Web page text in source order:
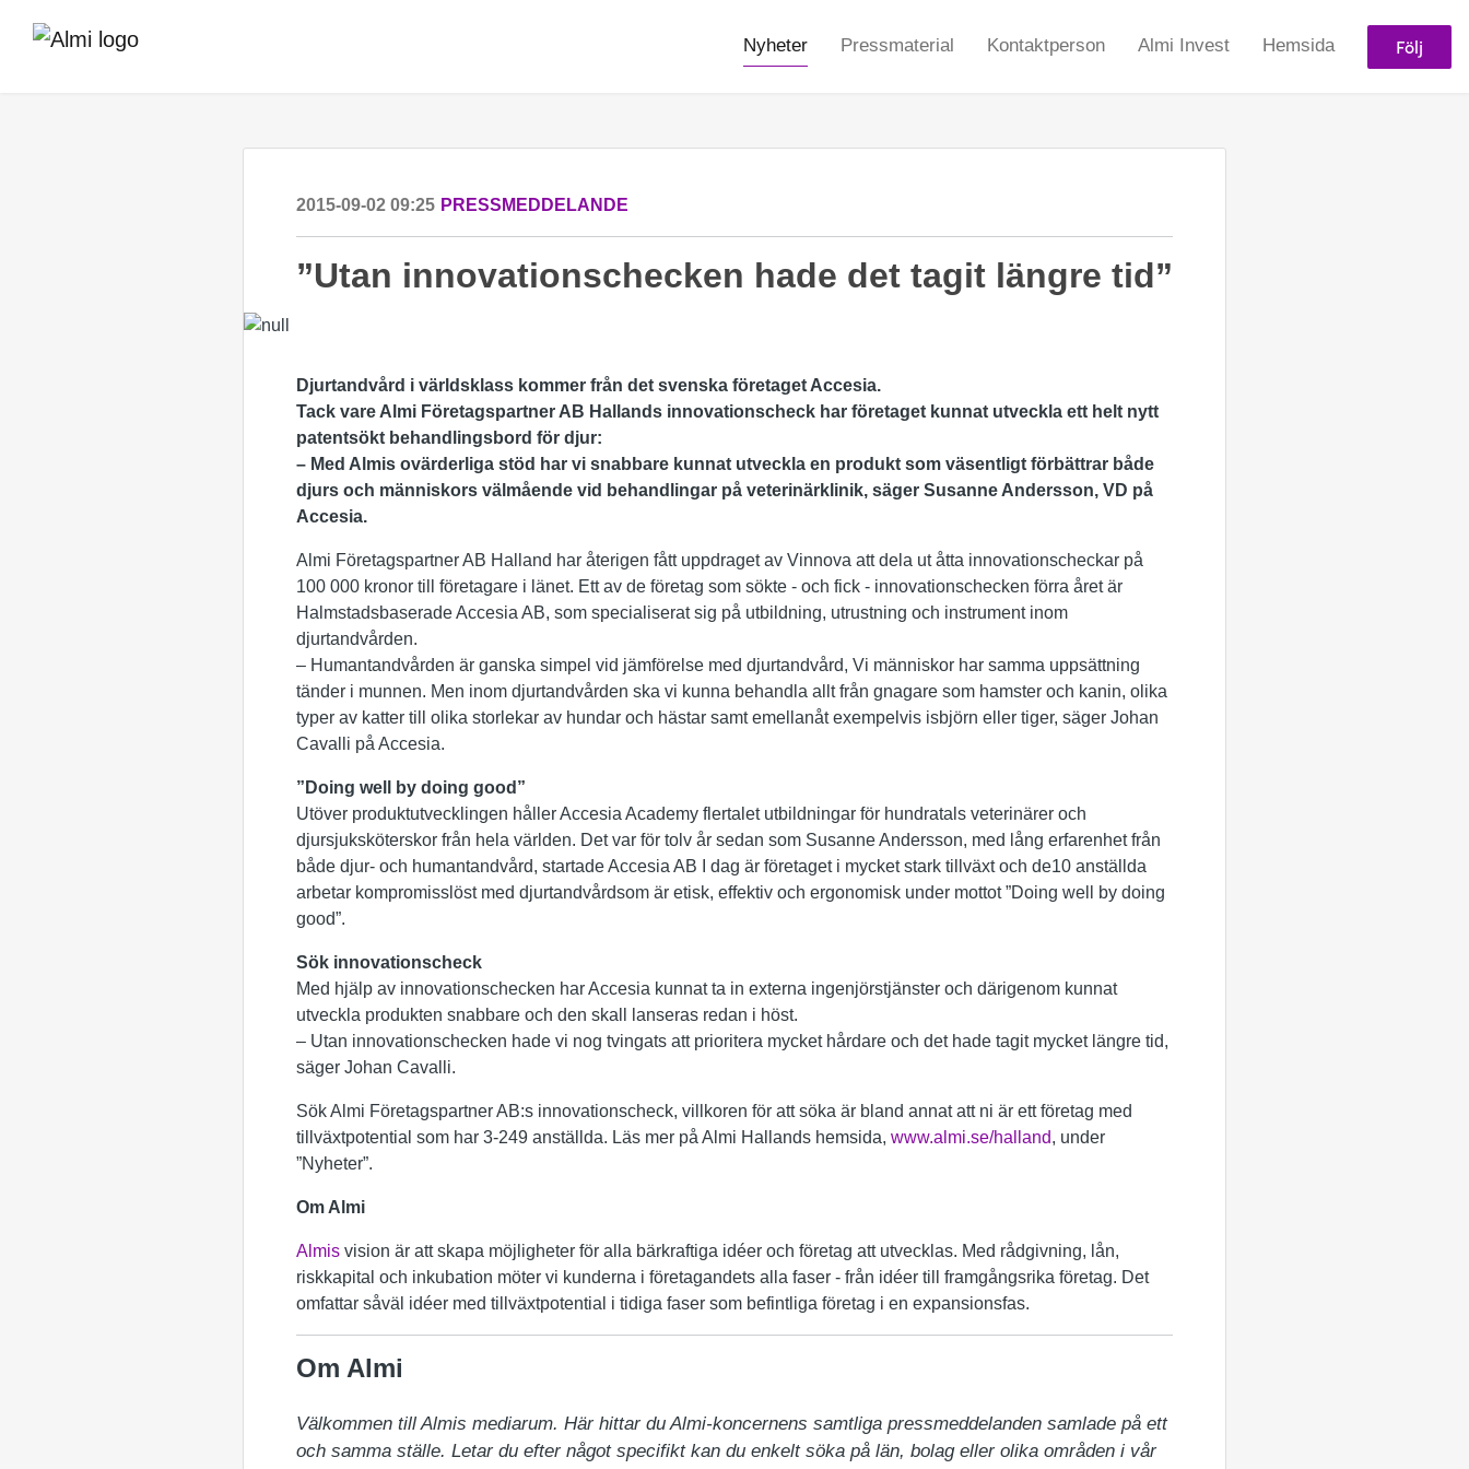
Nyheter Pressmaterial Kontaktperson Almi Invest Hemsida Följ
2015-09-02 09:25 PRESSMEDDELANDE
”Utan innovationschecken hade det tagit längre tid”
Djurtandvård i världsklass kommer från det svenska företaget Accesia.
Tack vare Almi Företagspartner AB Hallands innovationscheck har företaget kunnat utveckla ett helt nytt
patentsökt behandlingsbord för djur:
– Med Almis ovärderliga stöd har vi snabbare kunnat utveckla en produkt som väsentligt förbättrar både
djurs och människors välmående vid behandlingar på veterinärklinik, säger Susanne Andersson, VD på
Accesia.
Almi Företagspartner AB Halland har återigen fått uppdraget av Vinnova att dela ut åtta innovationscheckar på
100 000 kronor till företagare i länet. Ett av de företag som sökte - och fick - innovationschecken förra året är
Halmstadsbaserade Accesia AB, som specialiserat sig på utbildning, utrustning och instrument inom
djurtandvården.
– Humantandvården är ganska simpel vid jämförelse med djurtandvård, Vi människor har samma uppsättning
tänder i munnen. Men inom djurtandvården ska vi kunna behandla allt från gnagare som hamster och kanin, olika
typer av katter till olika storlekar av hundar och hästar samt emellanåt exempelvis isbjörn eller tiger, säger Johan
Cavalli på Accesia.
”Doing well by doing good”
Utöver produktutvecklingen håller Accesia Academy flertalet utbildningar för hundratals veterinärer och
djursjuksköterskor från hela världen. Det var för tolv år sedan som Susanne Andersson, med lång erfarenhet från
både djur- och humantandvård, startade Accesia AB I dag är företaget i mycket stark tillväxt och de10 anställda
arbetar kompromisslöst med djurtandvårdsom är etisk, effektiv och ergonomisk under mottot ”Doing well by doing
good”.
Sök innovationscheck
Med hjälp av innovationschecken har Accesia kunnat ta in externa ingenjörstjänster och därigenom kunnat
utveckla produkten snabbare och den skall lanseras redan i höst.
– Utan innovationschecken hade vi nog tvingats att prioritera mycket hårdare och det hade tagit mycket längre tid,
säger Johan Cavalli.
Sök Almi Företagspartner AB:s innovationscheck, villkoren för att söka är bland annat att ni är ett företag med
tillväxtpotential som har 3-249 anställda. Läs mer på Almi Hallands hemsida, www.almi.se/halland, under
”Nyheter”.
Om Almi
Almis vision är att skapa möjligheter för alla bärkraftiga idéer och företag att utvecklas. Med rådgivning, lån,
riskkapital och inkubation möter vi kunderna i företagandets alla faser - från idéer till framgångsrika företag. Det
omfattar såväl idéer med tillväxtpotential i tidiga faser som befintliga företag i en expansionsfas.
Om Almi
Välkommen till Almis mediarum. Här hittar du Almi-koncernens samtliga pressmeddelanden samlade på ett
och samma ställe. Letar du efter något specifikt kan du enkelt söka på län, bolag eller olika områden i vår